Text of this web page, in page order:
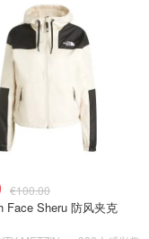
€100.00
Face Sheru 防风夹克